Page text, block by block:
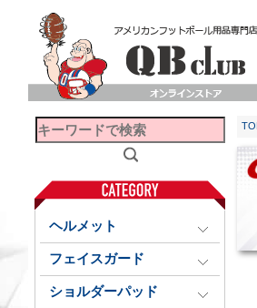
ヘルメット
フェイスガード
ショルダーパッド